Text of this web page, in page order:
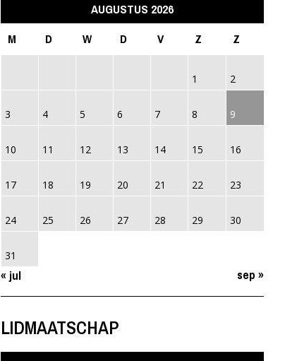
AUGUSTUS 2026
M
D W D V Z Z
1 2
3 4 5 6 7 8 9
10 11 12 13 14 15 16
17 18 19 20 21 22 23
24 25 26 27 28 29 30
31
« jul sep »
LIDMAATSCHAP